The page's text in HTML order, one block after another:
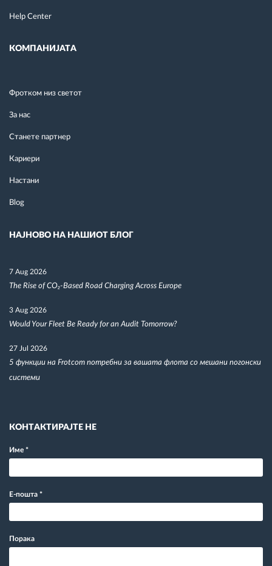
Help Center
КОМПАНИЈАТА
Фротком низ светот
За нас
Станете партнер
Кариери
Настани
Blog
НАЈНОВО НА НАШИОТ БЛОГ
7 Aug 2026
The Rise of CO₂-Based Road Charging Across Europe
3 Aug 2026
Would Your Fleet Be Ready for an Audit Tomorrow?
27 Jul 2026
5 функции на Frotcom потребни за вашата флота со мешани погонски
системи
КОНТАКТИРАЈТЕ НЕ
Име *
Е-пошта *
Порака